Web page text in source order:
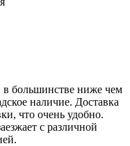
большинстве ниже чем
наличие. Доставка
что очень удобно.
с различной